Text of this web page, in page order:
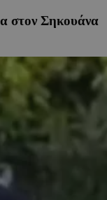
στον Σηκουάνα